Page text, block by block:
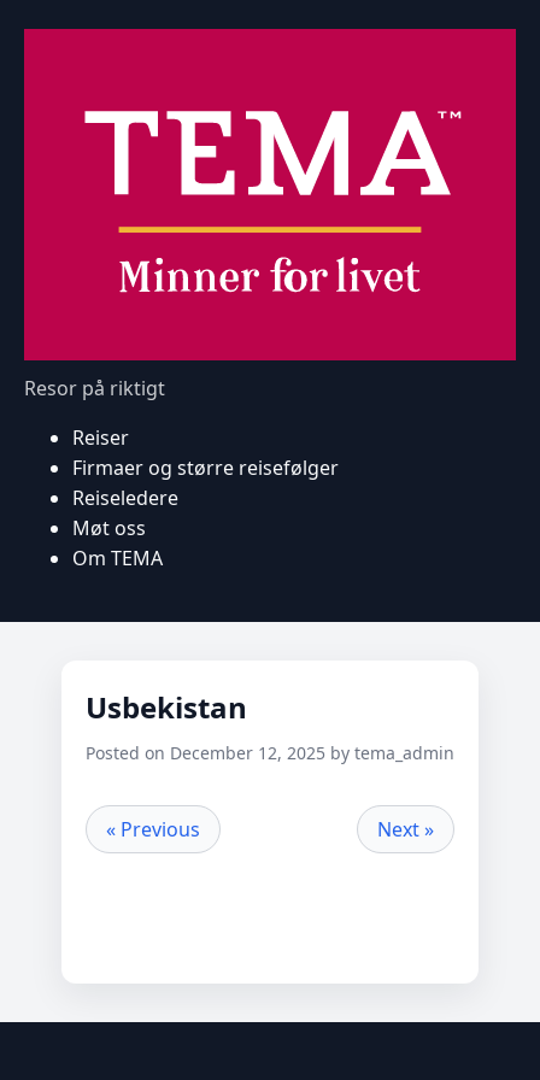
Resor på riktigt
Reiser
Firmaer og større reisefølger
Reiseledere
Møt oss
Om TEMA
Usbekistan
Posted on December 12, 2025 by tema_admin
« Previous Next »